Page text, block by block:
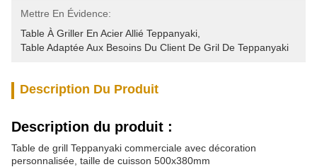
Mettre En Évidence:
Table À Griller En Acier Allié Teppanyaki
Table Adaptée Aux Besoins Du Client De Gril De Teppanyaki
Description Du Produit
Description du produit :
Table de grill Teppanyaki commerciale avec décoration
personnalisée, taille de cuisson 500x380mm